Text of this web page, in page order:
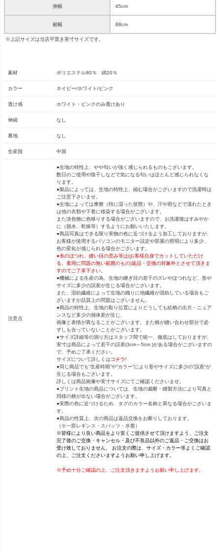
身幅 45cm
裾幅 88cm
※上記サイズは当店平置き実寸サイズです。
素材 ポリエステル80％ 綿20％
カラー ネイビー/ホワイト/ピンク
透け感 ホワイト・ピンクのみ透けあり
伸縮 なし
裏地 なし
生産国 中国
注意点
●生地の特性上、やや匂いが強く感じられるものもございます。
数日のご使用や陰干しなどで気になる匂いはほとんど感じられなくな
ります。
●製品によっては、生地の特性上、縮む場合がございますので洗濯時は
ご注意下さいませ。
●生地によっては摩擦（特に湿った状態）や、汗や雨などで濡れたとき
は他の衣類や下着に移染する場合がございます。
また淡色物に色移りする場合がございますので、お洗濯後はすみやか
に（脱水、乾燥等）するようにお願いいたします。
●商品写真はできる限り実物の色に近づけるよう加工しておりますが、
お客様が使用するパソコンのモニター設定や部屋の照明により多少、
色の変化が感じられる場合がございます。
●糸のほつれ、縫い目の歪み等は(お客様自身でカットしていただけ
る、着用に問題の無い範囲のもの)返品・交換の対象外とさせて頂きま
すのでご了承下さい。
●機械による生産の為、生地の継ぎ目の若干のズレやほつれなど、形や
サイズに多少の誤差が生じる場合がございます。
また、混紡繊維によって生地の織りに他繊維が混紡している場合もご
ざいますが品質上の問題はございません。
●商品の特性上、生地の取り位置によりどうしても絵柄の出方・ニュア
ンスなど多少の個体差が生じ、
画像と表情が異なることがございます。また柄が縫い合わせ部分で必
ずしも合っていないことがございます。
●サイズ詳細等の測り方はスタッフ間で統一、徹底はしておりますが、
実寸は商品によって若干の誤差(3cm～5cm )がある場合がございますの
で、予めご了承ください。
サイズについて詳しくはコチラ!
●同じ商品でも“生産時期”や“カラー“により形やサイズに多少の“誤差“が
生じる場合もございます。
詳しくは商品画像や実寸サイズにてご確認くださいませ。
●プリント生地の商品については、生地の裁断・縫製方法により写真と
同様の柄が出ない場合がございます。
●実際の色に近づけるため、タグのカラー名称と異なる場合がございま
す。
●商品の性質上、次の商品は返品交換をお断りしております。
（※一部レギンス・スパッツ・水着）
※皆様により良い商品をより安くご提供させて頂けますよう、ご注文
完了後のご交換・キャンセル・及び不良品以外のご返品・ご交換はお
受け致しておりません。 お注文の際は、サイズ・カラー等よくご確認
の上、ご注文くださいますようお願い申し上げます。
※予め十分ご確認の上、ご注文頂きますようお願い申し上げます。